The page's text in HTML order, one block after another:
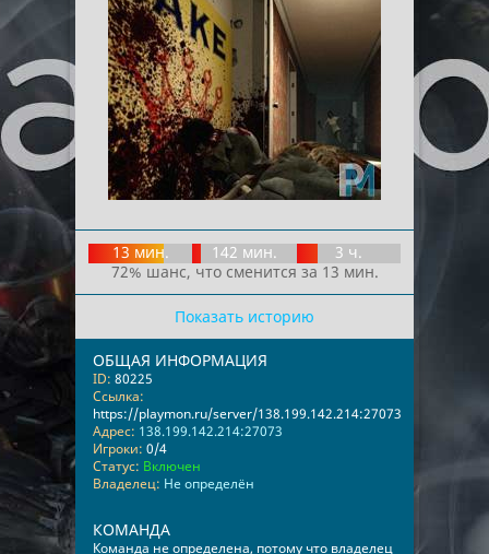
13 мин. 142 мин.
3 ч.
72% шанс, что сменится за 13 мин.
Показать историю
ОБЩАЯ ИНФОРМАЦИЯ
ID: 80225
Ссылка:
https://playmon.ru/server/138.199.142.214:27073
Адрес: 138.199.142.214:27073
Игроки: 0/4
Статус: Включен
Владелец: Не определён
КОМАНДА
Команда не определена, потому что владелец